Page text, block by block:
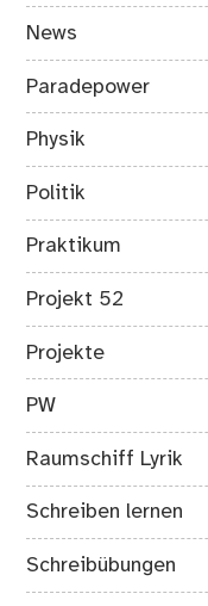
News
Paradepower
Physik
Politik
Praktikum
Projekt 52
Projekte
PW
Raumschiff Lyrik
Schreiben lernen
Schreibübungen